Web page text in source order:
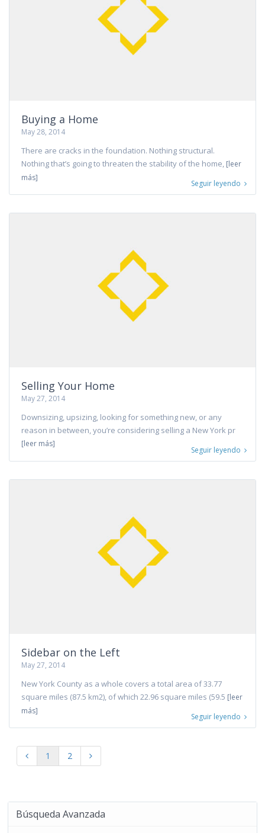
Buying a Home
May 28, 2014
There are cracks in the foundation. Nothing structural.
Nothing that’s going to threaten the stability of the home, [leer
más]
Seguir leyendo
Selling Your Home
May 27, 2014
Downsizing, upsizing, looking for something new, or any
reason in between, you’re considering selling a New York pr
[leer más]
Seguir leyendo
Sidebar on the Left
May 27, 2014
New York County as a whole covers a total area of 33.77
square miles (87.5 km2), of which 22.96 square miles (59.5 [leer
más]
Seguir leyendo
1 2
Búsqueda Avanzada